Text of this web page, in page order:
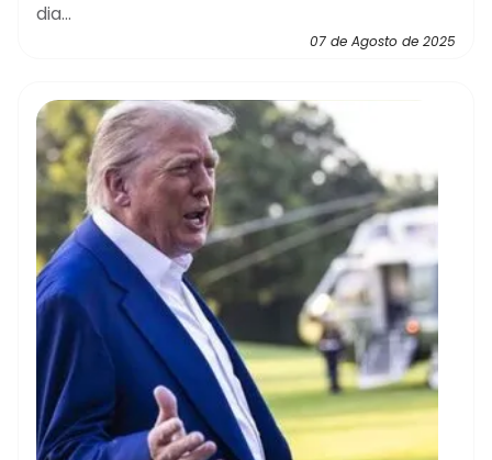
dia...
07 de Agosto de 2025